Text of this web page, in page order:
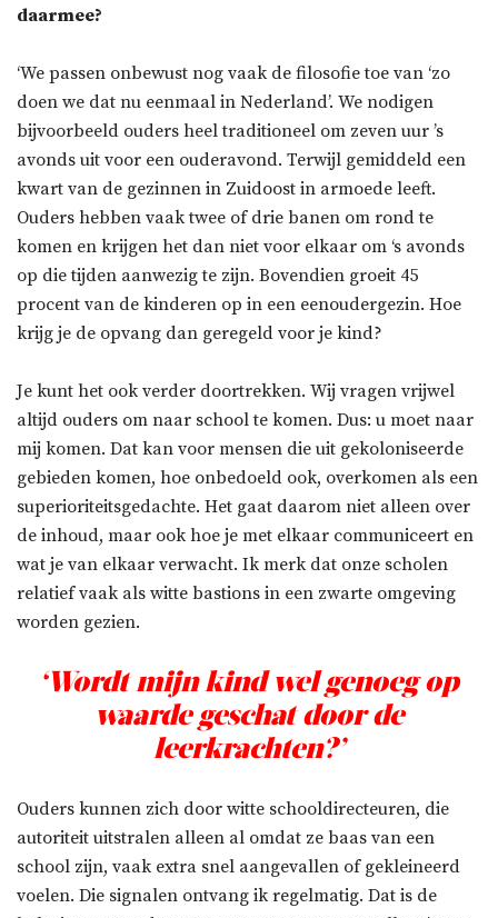
daarmee?
‘We passen onbewust nog vaak de filosofie toe van ‘zo
doen we dat nu eenmaal in Nederland’. We nodigen
bijvoorbeeld ouders heel traditioneel om zeven uur ’s
avonds uit voor een ouderavond. Terwijl gemiddeld een
kwart van de gezinnen in Zuidoost in armoede leeft.
Ouders hebben vaak twee of drie banen om rond te
komen en krijgen het dan niet voor elkaar om ‘s avonds
op die tijden aanwezig te zijn. Bovendien groeit 45
procent van de kinderen op in een eenoudergezin. Hoe
krijg je de opvang dan geregeld voor je kind?
Je kunt het ook verder doortrekken. Wij vragen vrijwel
altijd ouders om naar school te komen. Dus: u moet naar
mij komen. Dat kan voor mensen die uit gekoloniseerde
gebieden komen, hoe onbedoeld ook, overkomen als een
superioriteitsgedachte. Het gaat daarom niet alleen over
de inhoud, maar ook hoe je met elkaar communiceert en
wat je van elkaar verwacht. Ik merk dat onze scholen
relatief vaak als witte bastions in een zwarte omgeving
worden gezien.
‘Wordt mijn kind wel genoeg op
waarde geschat door de
leerkrachten?’
Ouders kunnen zich door witte schooldirecteuren, die
autoriteit uitstralen alleen al omdat ze baas van een
school zijn, vaak extra snel aangevallen of gekleineerd
voelen. Die signalen ontvang ik regelmatig. Dat is de